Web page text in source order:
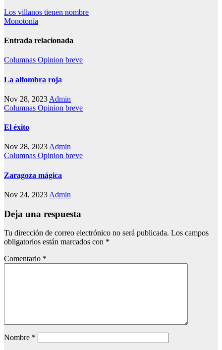
Navegación
de
entradas
Los villanos tienen nombre
Monotonía
Entrada relacionada
Columnas Opinion breve
La alfombra roja
Nov 28, 2023 Admin
Columnas Opinion breve
El éxito
Nov 28, 2023Admin
Columnas Opinion breve
Zaragoza mágica
Nov 24, 2023 Admin
Deja una respuesta
Tu dirección de correo electrónico no será publicada. Los campos
obligatorios están marcados con *
Comentario *
Nombre *